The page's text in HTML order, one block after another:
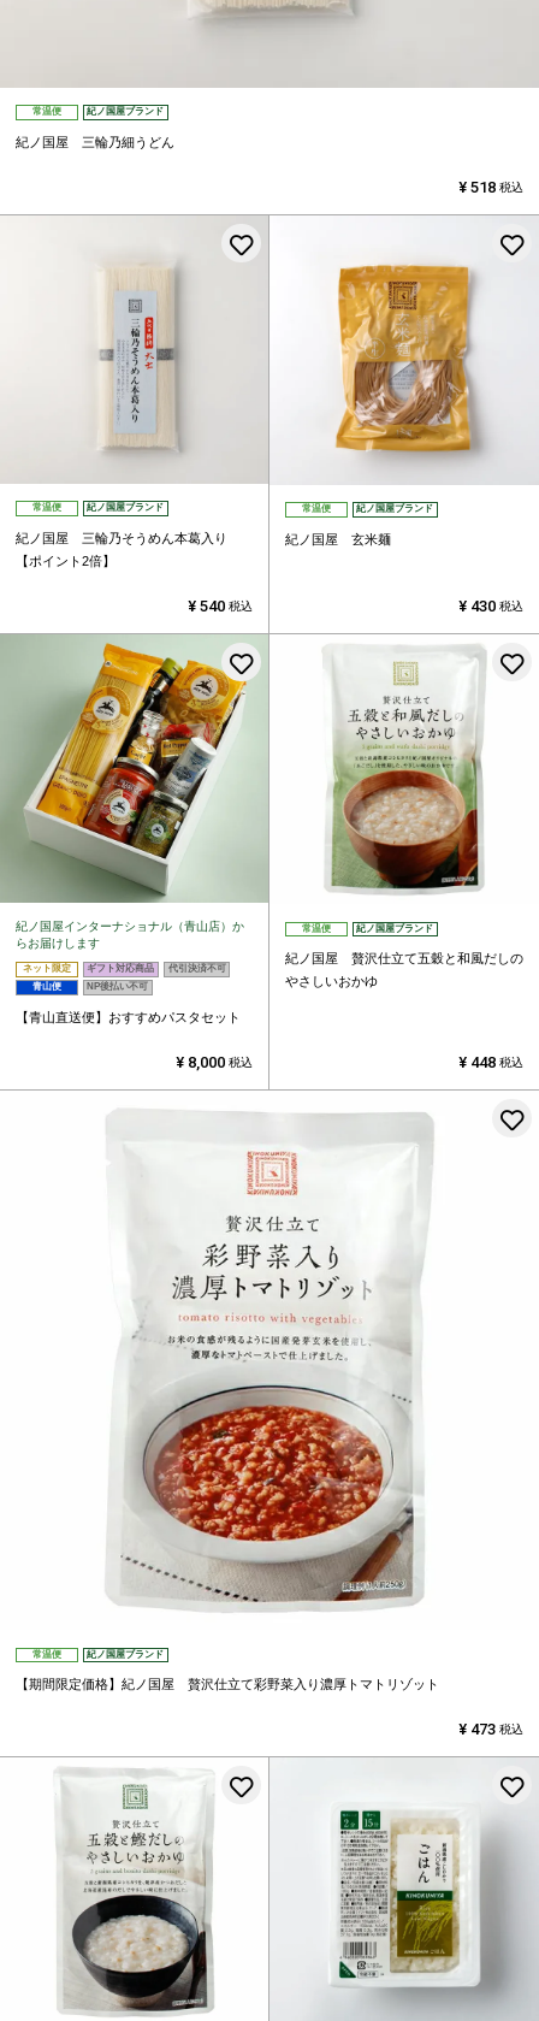
常温便 紀ノ国屋ブランド
紀ノ国屋 三輪乃細うどん
¥ 518 税込
常温便 紀ノ国屋ブランド
紀ノ国屋 三輪乃そうめん本葛入り
【ポイント2倍】
¥ 540 税込
常温便 紀ノ国屋ブランド
紀ノ国屋 玄米麺
¥ 430 税込
紀ノ国屋インターナショナル（青山店）か
らお届けします
ネット限定 ギフト対応商品
代引決済不可
青山便
NP後払い不可
【青山直送便】おすすめパスタセット
¥ 8,000 税込
常温便 紀ノ国屋ブランド
紀ノ国屋 贅沢仕立て五穀と和風だしの
やさしいおかゆ
¥ 448 税込
常温便 紀ノ国屋ブランド
【期間限定価格】紀ノ国屋 贅沢仕立て彩野菜入り濃厚トマトリゾット
¥ 473 税込